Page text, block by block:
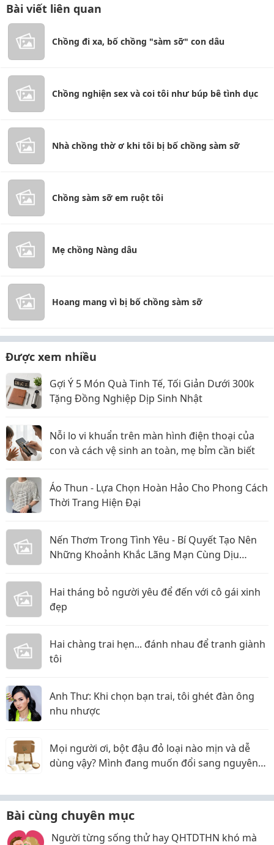
Bài viết liên quan
Chồng đi xa, bố chồng "sàm sỡ" con dâu
Chồng nghiện sex và coi tôi như búp bê tình dục
Nhà chồng thờ ơ khi tôi bị bố chồng sàm sỡ
Chồng sàm sỡ em ruột tôi
Mẹ chồng Nàng dâu
Hoang mang vì bị bố chồng sàm sỡ
Được xem nhiều
Gợi Ý 5 Món Quà Tinh Tế, Tối Giản Dưới 300k
Tặng Đồng Nghiệp Dịp Sinh Nhật
Nỗi lo vi khuẩn trên màn hình điện thoại của
con và cách vệ sinh an toàn, mẹ bỉm cần biết
Áo Thun - Lựa Chọn Hoàn Hảo Cho Phong Cách
Thời Trang Hiện Đại
Nến Thơm Trong Tình Yêu - Bí Quyết Tạo Nên
Những Khoảnh Khắc Lãng Mạn Cùng Dịu
Hai tháng bỏ người yêu để đến với cô gái xinh
đẹp
Hai chàng trai hẹn... đánh nhau để tranh giành
tôi
Anh Thư: Khi chọn bạn trai, tôi ghét đàn ông
nhu nhược
Mọi người ơi, bột đậu đỏ loại nào mịn và dễ
dùng vậy? Mình đang muốn đổi sang nguyên
Bài cùng chuyên mục
Người từng sống thử hay QHTDTHN khó mà